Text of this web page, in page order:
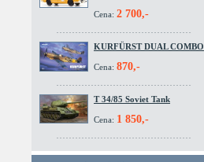
Cena: 2 700,-
KURFÜRST DUAL COMBO
Cena: 870,-
T 34/85 Soviet Tank
Cena: 1 850,-